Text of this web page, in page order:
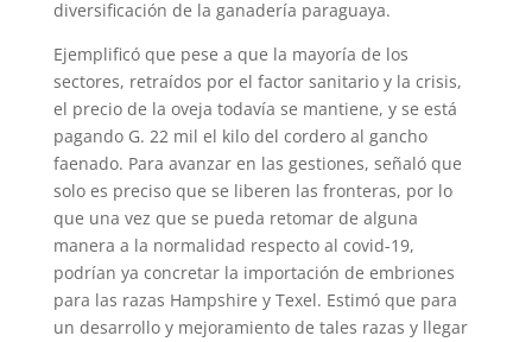
diversificación de la ganade­ría paraguaya.
Ejemplificó que pese a que la mayoría de los
sectores, retraí­dos por el factor sanitario y la crisis,
el precio de la oveja todavía se mantiene, y se está
pagando G. 22 mil el kilo del cordero al gancho
faenado. Para avanzar en las gestiones, señaló que
solo es preciso que se liberen las fronteras, por lo
que una vez que se pueda reto­mar de alguna
manera a la nor­malidad respecto al covid-19,
podrían ya concretar la impor­tación de embriones
para las razas Hampshire y Texel. Estimó que para
un desarrollo y mejoramiento de tales razas y llegar